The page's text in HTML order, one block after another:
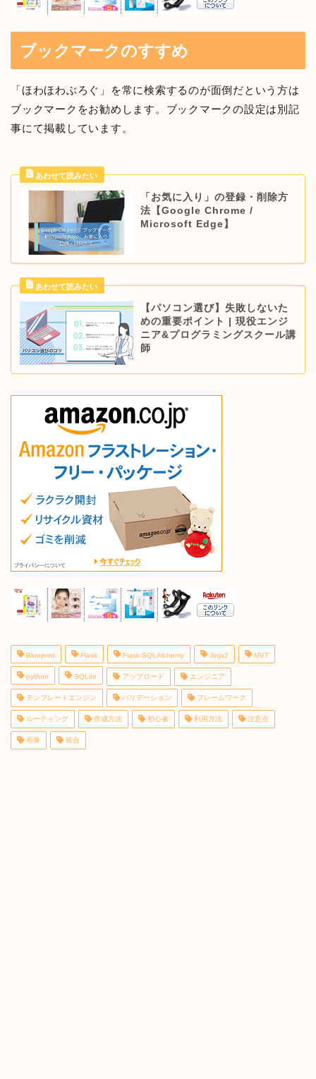
ブックマークのすすめ
「ほわほわぶろぐ」を常に検索するのが面倒だという方は
ブックマークをお勧めします。ブックマークの設定は別記
事にて掲載しています。
「お気に入り」の登録・削除方
法【Google Chrome /
Microsoft Edge】
【パソコン選び】失敗しないた
めの重要ポイント | 現役エンジ
ニア&プログラミングスクール講
師
Blueprint Flask Flask-SQLAlchemy Jinja2 MVT
python SQLite アップロード エンジニア
テンプレートエンジン バリデーション フレームワーク
ルーティング 作成方法 初心者 利用方法 注意点
画像 統合